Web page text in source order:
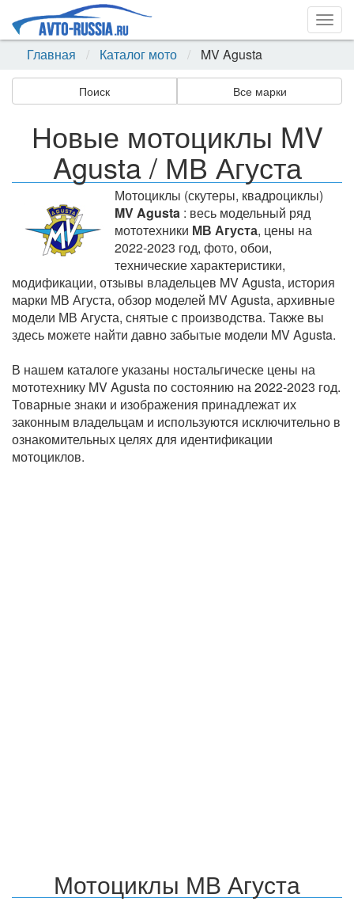
Главная
Каталог мото MV Agusta
Поиск Все марки
Новые мотоциклы MV
Agusta / МВ Агуста
Мотоциклы (скутеры, квадроциклы)
MV Agusta : весь модельный ряд
мототехники МВ Агуста, цены на
2022-2023 год, фото, обои,
технические характеристики,
модификации, отзывы владельцев MV Agusta, история
марки МВ Агуста, обзор моделей MV Agusta, архивные
модели МВ Агуста, снятые с производства. Также вы
здесь можете найти давно забытые модели MV Agusta.
В нашем каталоге указаны ностальгическе цены на
мототехнику MV Agusta по состоянию на 2022-2023 год.
Товарные знаки и изображения принадлежат их
законным владельцам и используются исключительно в
ознакомительных целях для идентификации
мотоциклов.
Мотоциклы МВ Агуста